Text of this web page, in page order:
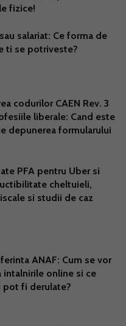
fizice!
salariat: Ce forma de
ti se potriveste?
codurilor CAEN Rev. 3
liberale: Cand este
depunerea formularului
PFA pentru Uber si
cheltuieli,
si studii de caz
ANAF: Cum se vor
intalnirile online si ce
pot fi derulate?